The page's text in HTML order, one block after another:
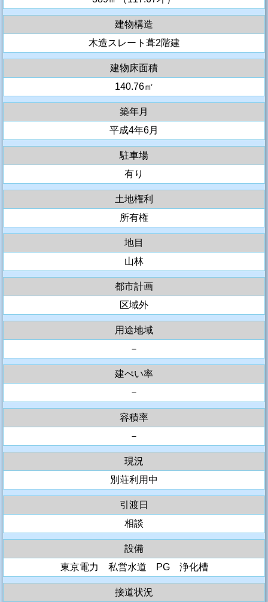
建物構造
木造スレート葺2階建
建物床面積
140.76㎡
築年月
平成4年6月
駐車場
有り
土地権利
所有権
地目
山林
都市計画
区域外
用途地域
－
建ぺい率
－
容積率
－
現況
別荘利用中
引渡日
相談
設備
東京電力 私営水道 PG 浄化槽
接道状況